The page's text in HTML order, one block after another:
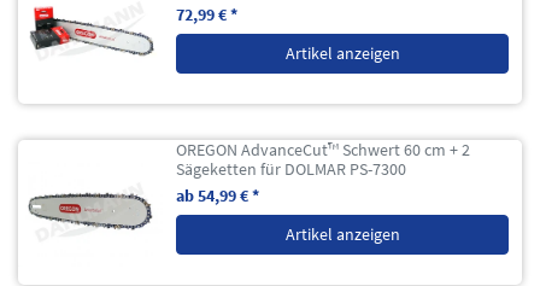
72,99 € *
Artikel anzeigen
OREGON AdvanceCut™ Schwert 60 cm + 2
Sägeketten für DOLMAR PS-7300
ab 54,99 € *
Artikel anzeigen